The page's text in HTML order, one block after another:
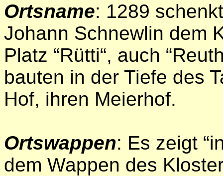
Ortsname: 1289
Johann Schnewlin dem
Platz “Rütti“, auch
bauten in der Tiefe des
Hof, ihren Meierhof.
Ortswappen: Es zeigt
dem Wappen des